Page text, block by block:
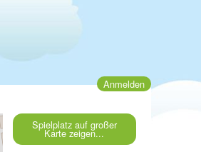
Anmelden
Spielplatz auf großer
Karte zeigen...